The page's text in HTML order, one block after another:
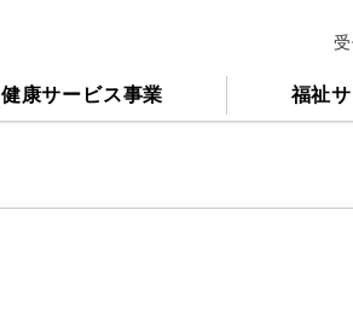
健康サービス事業 福祉